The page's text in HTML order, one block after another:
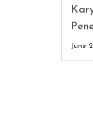
June